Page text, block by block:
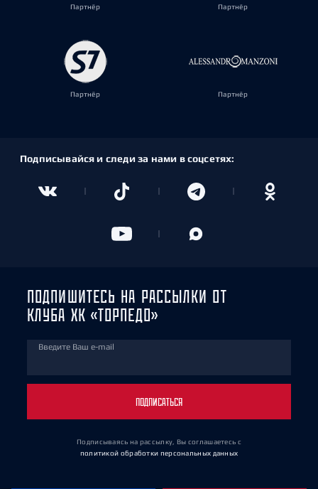
Партнёр Партнёр
Партнёр Партнёр
Подписывайся и следи за нами в соцсетях:
ПОДПИШИТЕСЬ НА РАССЫЛКИ ОТ
КЛУБА ХК «ТОРПЕДО»
Введите Ваш e-mail
ПОДПИСАТЬСЯ
Подписываясь на рассылку, Вы соглашаетесь с
политикой обработки персональных данных